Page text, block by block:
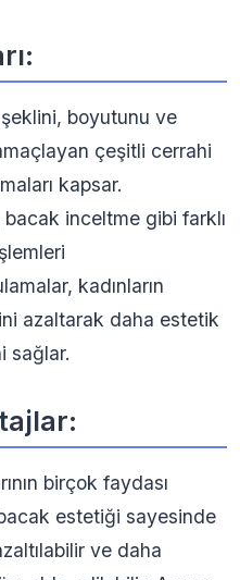
boyutunu ve
çeşitli cerrahi
kapsar.
inceltme gibi farklı
kadınların
azaltarak daha estetik
sağlar.
birçok faydası
estetiği sayesinde
ve daha